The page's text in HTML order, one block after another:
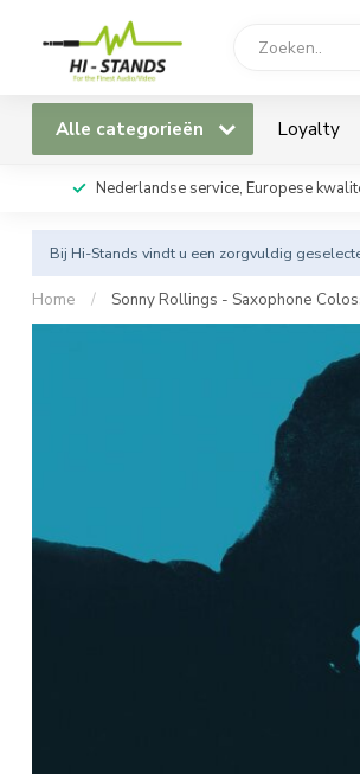
Alle categorieën Loyalty
Nederlandse service, Europese
Bij Hi-Stands vindt u een zorgvuldig
Home / Sonny Rollings - Saxophone